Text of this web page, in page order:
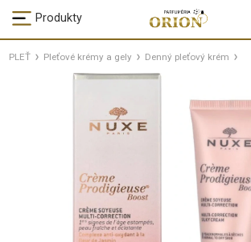
Produkty
PLEŤ Pleťové krémy a gely Denný pleťový krém